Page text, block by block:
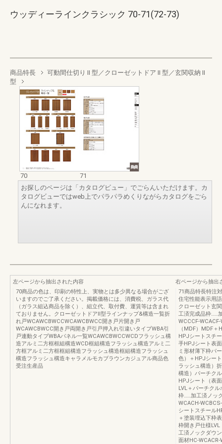
ウッディーラインクラシック 70-71(72-73)
商品特長
可動間仕切り II 型／クローゼットドア II 型／玄関収納 II
型
70
71
お探しのページは「カタログビュー」でごらんいただけます。カ
タログビューではweb上でパラパラめくりながらカタログをごら
んになれます。
左ページから抽出された内容
70商品の色は、印刷の特性上、実物とは多少異なる場合がござ
いますのでご了承ください。掲載価格には、消費税、ガラス代
（ガラス組込商品を除く）、組立代、取付費、運賃等は含まれ
ておりません。クローゼットドアⅡ型ラインナップ&構造一覧折
れ戸WCAWCBWCCWCAWCBWCC開き戸片開き戸
WCAWCBWCC開き戸両開き戸引戸押入れ引違いタイプWBA引
戸連動タイプWBAパネル一覧WCAWCBWCCWCDフラッシュ構
造アルミ二方框框組構造WCD框組構造フラッシュ構造アルミ二
方框アルミ二方框框組構造フラッシュ構造框組構造フラッシュ
構造フラッシュ構造キャラメルモカブラウンカジュアル商品色
受注生産品
右ページから抽出
71商品特長特注
住宅性能表示用
クローゼット玄
工済完成品枠……
WCCCF-
（MDF）MDF
HPJシートスチ
手HPJシート表
ミ形材薄下枠パ
色）＋HPJシー
ラッシュ構造）
構造）パーチク
HPJシート（表
LVL＋パーチク
枠……加工済ノッ
WCACH-
シートスチール
＋塗装埋込下枠
枠開き戸仕様
工済ノックダウ
面材HC-